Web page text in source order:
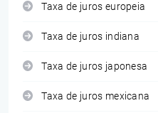
Taxa de juros europeia
Taxa de juros indiana
Taxa de juros japonesa
Taxa de juros mexicana